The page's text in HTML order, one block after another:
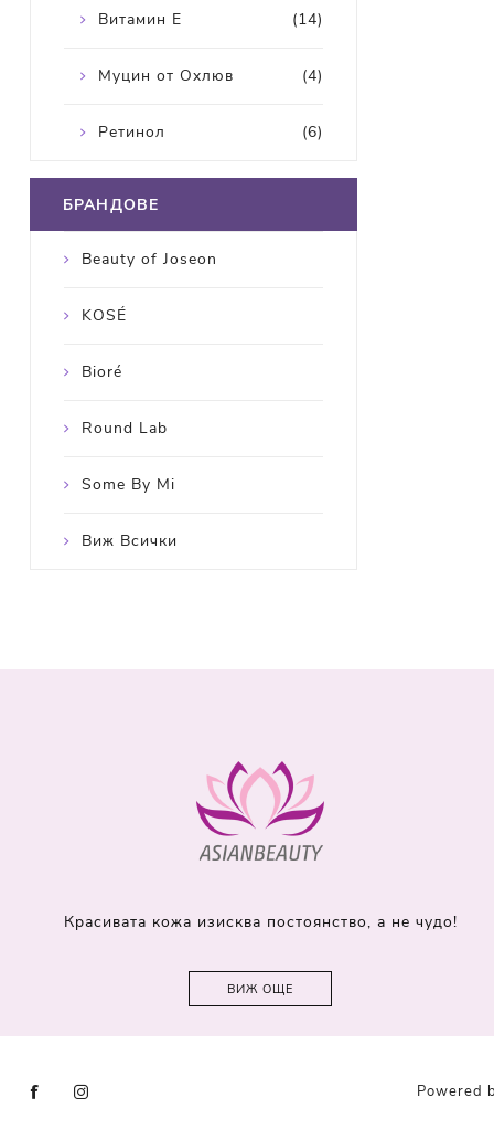
(14)
Витамин Е
(4)
Муцин от Охлюв
(6)
Ретинол
БРАНДОВЕ
Beauty of Joseon
KOSÉ
Bioré
Round Lab
Some By Mi
Виж Всички
Красивата кожа изисква постоянство, а не чудо!
ВИЖ ОЩЕ
Powered